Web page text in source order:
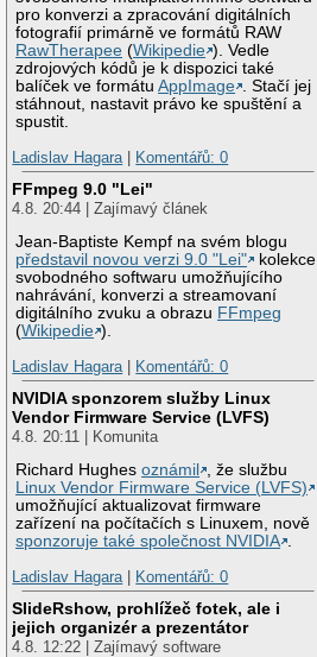
pro konverzi a zpracování digitálních
fotografií primárně ve formátů RAW
RawTherapee (Wikipedie ). Vedle
zdrojových kódů je k dispozici také
balíček ve formátuAppImage . Stačí jej
stáhnout, nastavit právo ke spuštění a
spustit.
Ladislav Hagara| Komentářů: 0
FFmpeg 9.0 "Lei"
4.8. 20:44 | Zajímavý článek
Jean-Baptiste Kempf na svém blogu
představil novou verzi 9.0 "Lei"
kolekce
svobodného softwaru umožňujícího
nahrávání, konverzi a streamovaní
digitálního zvuku a obrazu FFmpeg
(Wikipedie ).
Ladislav Hagara| Komentářů: 0
NVIDIA sponzorem služby Linux
Vendor Firmware Service (LVFS)
4.8. 20:11 | Komunita
Richard Hughesoznámil
, že službu
Linux Vendor Firmware Service (LVFS)
umožňující aktualizovat firmware
zařízení na počítačích s Linuxem, nově
sponzoruje také společnost NVIDIA .
Ladislav Hagara| Komentářů: 0
SlideRshow, prohlížeč fotek, ale i
jejich organizér a prezentátor
4.8. 12:22 | Zajímavý software